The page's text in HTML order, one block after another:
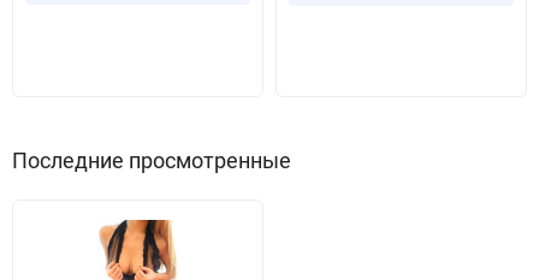
Последние просмотренные